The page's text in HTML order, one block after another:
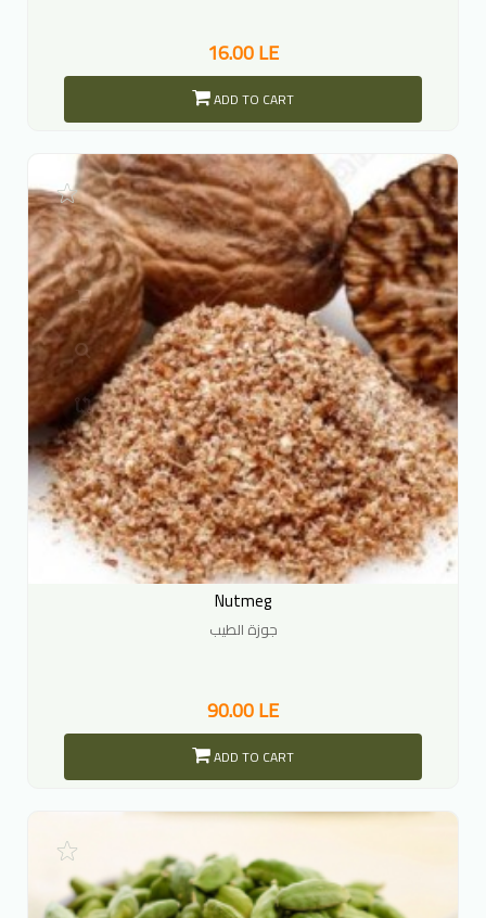
16.00 LE
ADD TO CART
Nutmeg
جوزة الطيب
90.00 LE
ADD TO CART